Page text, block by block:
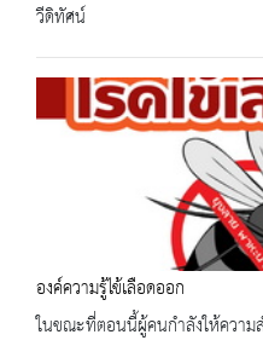
วีดิทัศน์
องค์ความรู้ไข้เลือดออก
ในขณะที่ตอนนี้ผู้คนกำลังให้ความ